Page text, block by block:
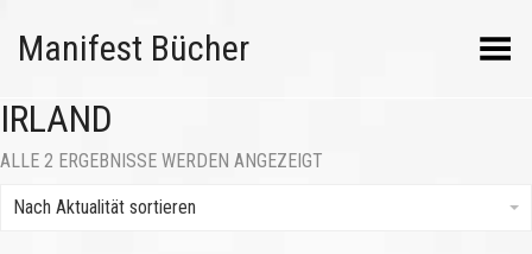
Manifest Bücher Menü umschalten
IRLAND
ALLE 2 ERGEBNISSE WERDEN ANGEZEIGT
Nach Aktualität sortieren